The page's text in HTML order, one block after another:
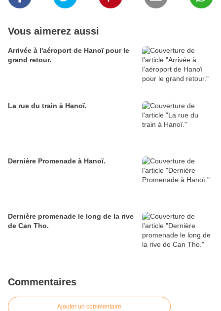
Vous aimerez aussi
Arrivée à l'aéroport de Hanoï pour le
grand retour.
La rue du train à Hanoï.
Dernière Promenade à Hanoï.
Dernière promenade le long de la rive
de Can Tho.
Commentaires
Ajouter un commentaire